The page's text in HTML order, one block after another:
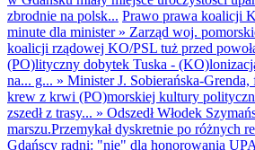
zbrodnie na polsk... Prawo prawa koalicji
minute dla minister» Zarząd woj.
koalicji rządowej KO/PSL tuż przed
(PO)lityczny dobytek Tuska -
na... g... » Minister J. Sobierańska-
krew z krwi (PO)morskiej kultury
zszedł z trasy... » Odszedł Włodek
marszu.Przemykał dyskretnie po różnych
Gdańscy radni: "nie" dla honorowania UPA